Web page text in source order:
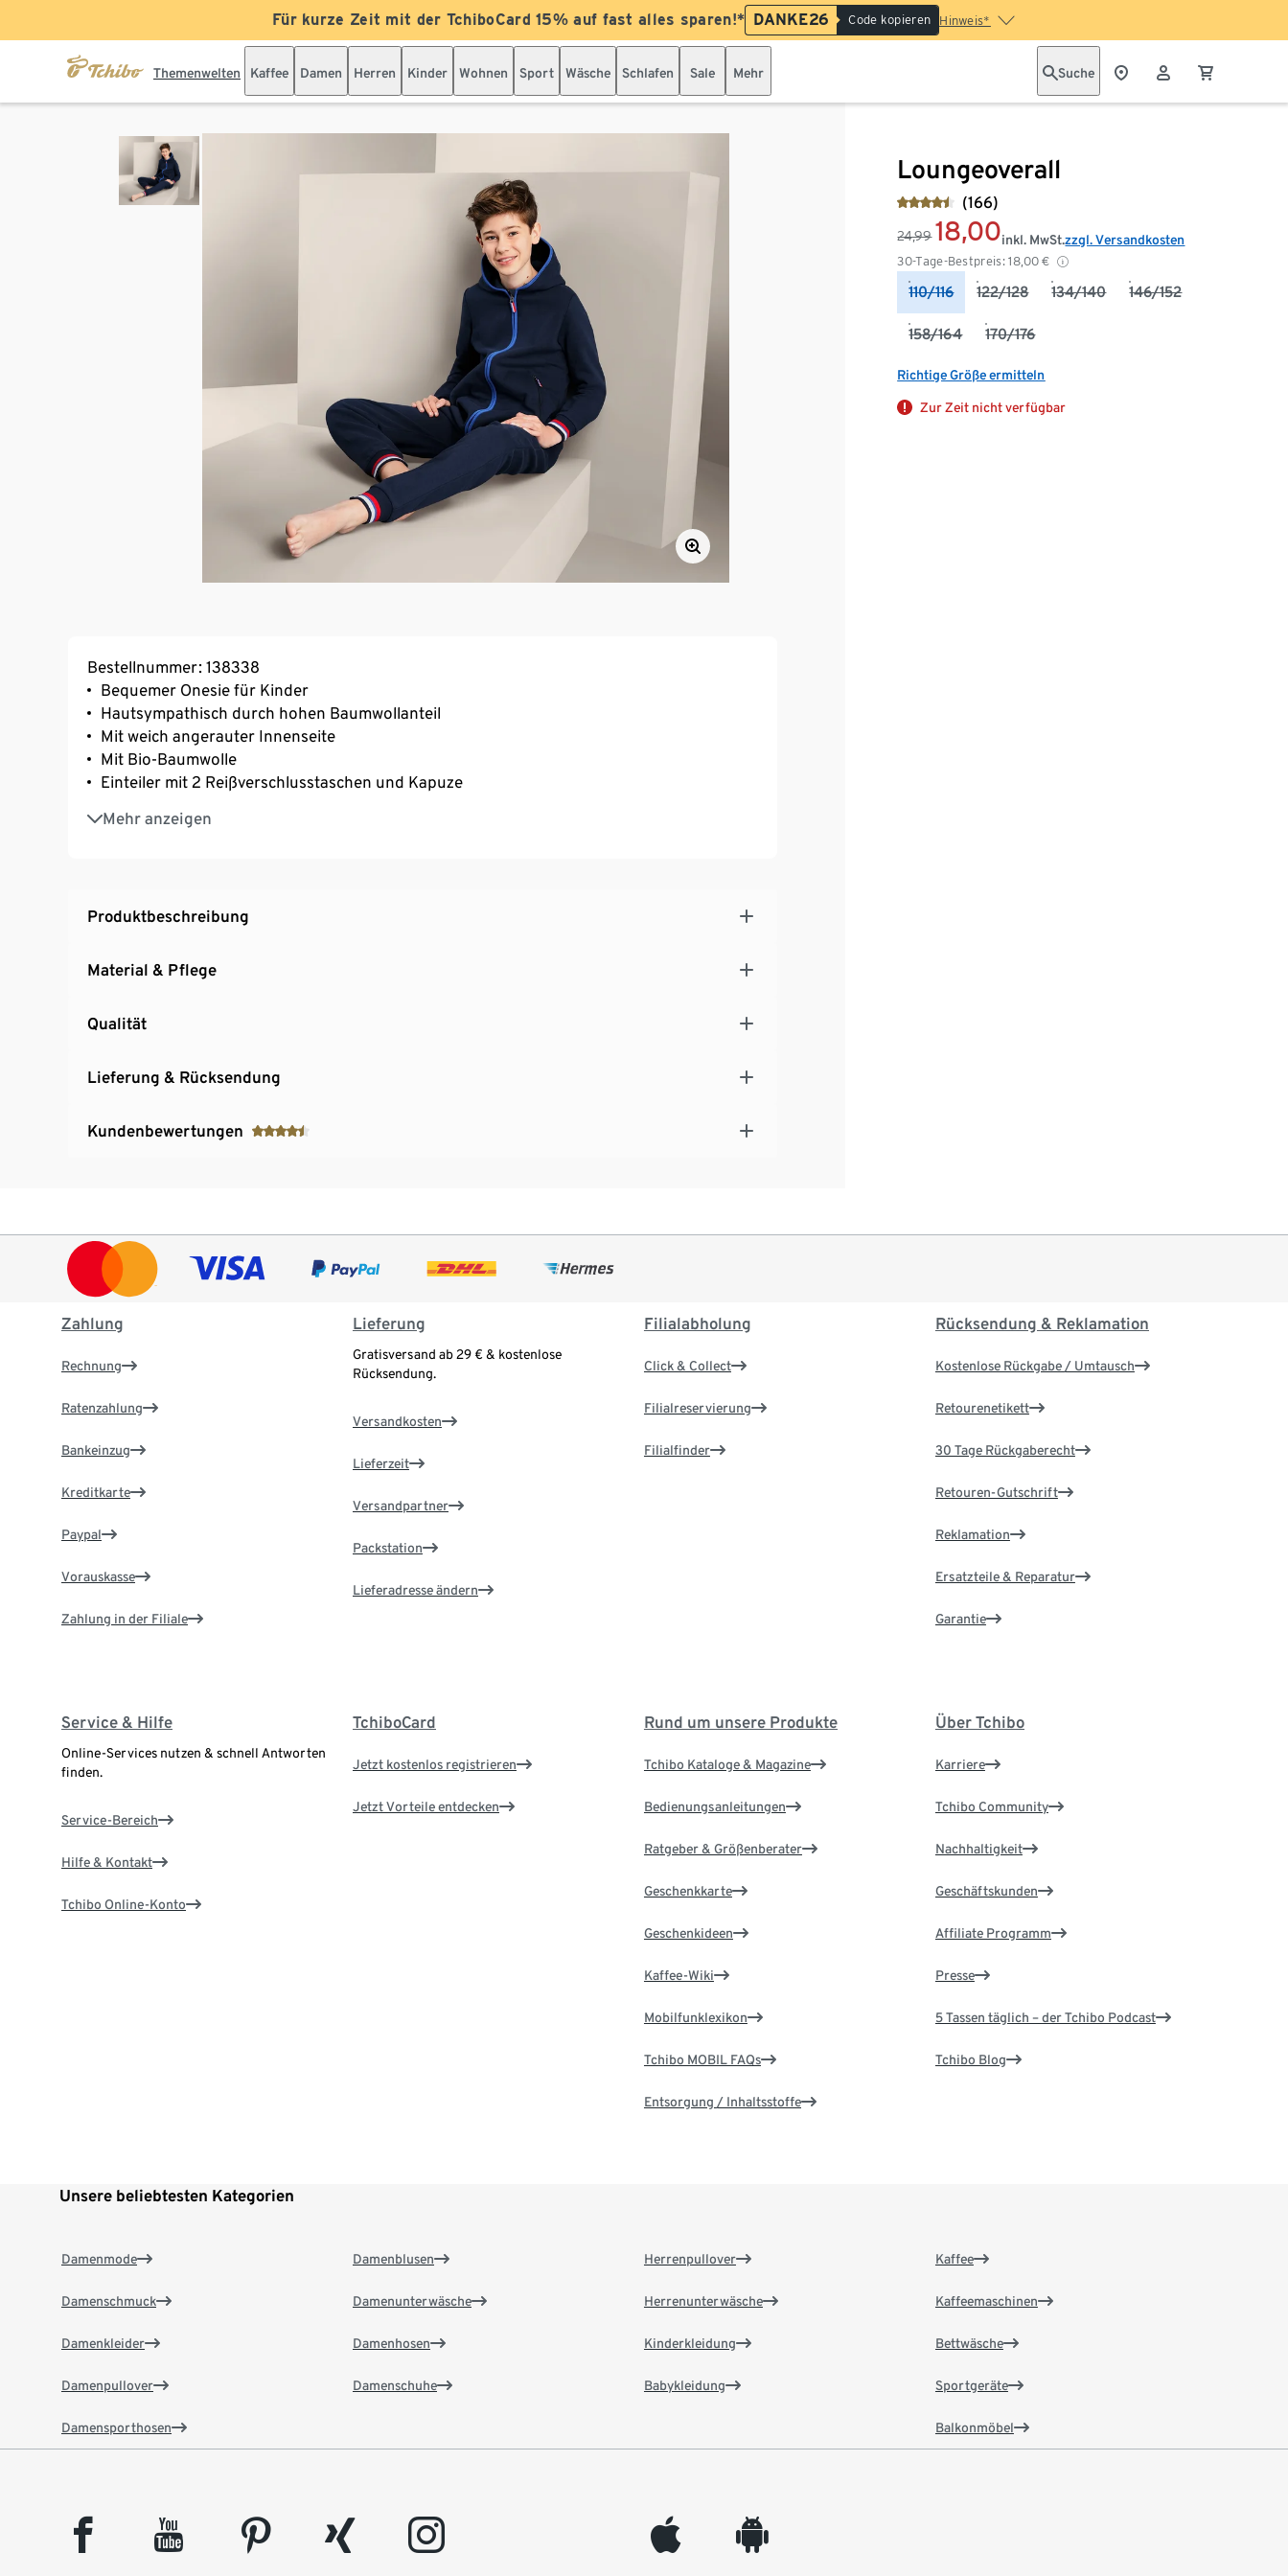
Für kurze Zeit mit der TchiboCard 15% auf fast alles sparen!* DANKE26 Code kopieren Hinweis*
Themenwelten Kaffee Damen Herren Kinder Wohnen Sport Wäsche Schlafen Sale Mehr Suche
Loungeoverall
(166)
24,99 18,00
30-Tage-Bestpreis: 18,00 €
inkl. MwSt.zzgl. Versandkosten
110/116 122/128 134/140 146/152
158/164 170/176
Richtige Größe ermitteln
Zur Zeit nicht verfügbar
Bestellnummer: 138338
Bequemer Onesie für Kinder
Hautsympathisch durch hohen Baumwollanteil
Mit weich angerauter Innenseite
Mit Bio-Baumwolle
Einteiler mit 2 Reißverschlusstaschen und Kapuze
Mehr anzeigen
Frontreißverschluss mit Kinnschutz
Elastische Rippbündchen mit Kontraststreifen
Produktbeschreibung
Material & Pflege
Qualität
Lieferung & Rücksendung
Kundenbewertungen
Zahlung
Rechnung
Ratenzahlung
Bankeinzug
Kreditkarte
Paypal
Vorauskasse
Zahlung in der Filiale
Lieferung
Gratisversand ab 29 € & kostenlose
Rücksendung.
Versandkosten
Lieferzeit
Versandpartner
Packstation
Lieferadresse ändern
Filialabholung
Click & Collect
Filialreservierung
Filialfinder
Rücksendung & Reklamation
Kostenlose Rückgabe / Umtausch
Retourenetikett
30 Tage Rückgaberecht
Retouren-Gutschrift
Reklamation
Ersatzteile & Reparatur
Garantie
Service & Hilfe
Online-Services nutzen & schnell Antworten
finden.
Service-Bereich
Hilfe & Kontakt
Tchibo Online-Konto
TchiboCard
Jetzt kostenlos registrieren
Jetzt Vorteile entdecken
Rund um unsere Produkte
Tchibo Kataloge & Magazine
Bedienungsanleitungen
Ratgeber & Größenberater
Geschenkkarte
Geschenkideen
Kaffee-Wiki
Mobilfunklexikon
Tchibo MOBIL FAQs
Entsorgung / Inhaltsstoffe
Über Tchibo
Karriere
Tchibo Community
Nachhaltigkeit
Geschäftskunden
Affiliate Programm
Presse
5 Tassen täglich – der Tchibo Podcast
Tchibo Blog
Unsere beliebtesten Kategorien
Damenmode
Damenschmuck
Damenkleider
Damenpullover
Damensporthosen
Damenblusen
Damenunterwäsche
Damenhosen
Damenschuhe
Herrenpullover
Herrenunterwäsche
Kinderkleidung
Babykleidung
Kaffee
Kaffeemaschinen
Bettwäsche
Sportgeräte
Balkonmöbel
facebook youtube pinterest xing instagram appleinc android